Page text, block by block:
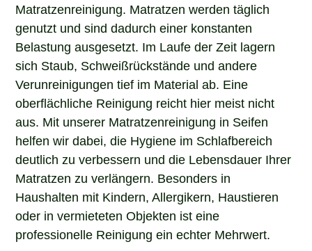
Matratzenreinigung. Matratzen werden täglich
genutzt und sind dadurch einer konstanten
Belastung ausgesetzt. Im Laufe der Zeit lagern
sich Staub, Schweißrückstände und andere
Verunreinigungen tief im Material ab. Eine
oberflächliche Reinigung reicht hier meist nicht
aus. Mit unserer Matratzenreinigung in Seifen
helfen wir dabei, die Hygiene im Schlafbereich
deutlich zu verbessern und die Lebensdauer Ihrer
Matratzen zu verlängern. Besonders in
Haushalten mit Kindern, Allergikern, Haustieren
oder in vermieteten Objekten ist eine
professionelle Reinigung ein echter Mehrwert.